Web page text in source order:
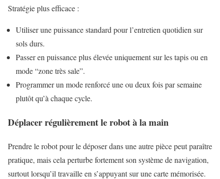
Stratégie plus efficace :
Utiliser une puissance standard pour l’entretien quotidien sur
sols durs.
Passer en puissance plus élevée uniquement sur les tapis ou en
mode “zone très sale”.
Programmer un mode renforcé une ou deux fois par semaine
plutôt qu’à chaque cycle.
Déplacer régulièrement le robot à la main
Prendre le robot pour le déposer dans une autre pièce peut paraître
pratique, mais cela perturbe fortement son système de navigation,
surtout lorsqu’il travaille en s’appuyant sur une carte mémorisée.